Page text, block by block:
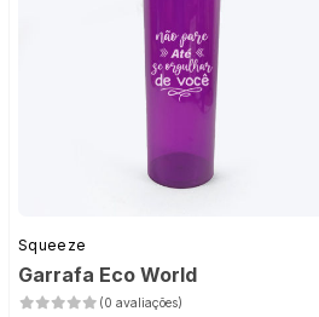
Squeeze
Garrafa Eco World
(0 avaliações)